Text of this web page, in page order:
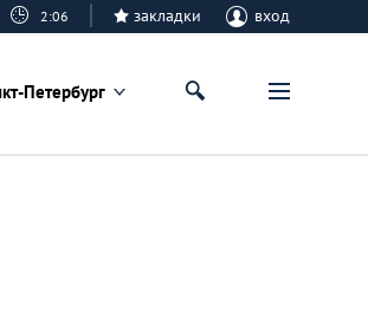
2:06 закладки вход
Петербург